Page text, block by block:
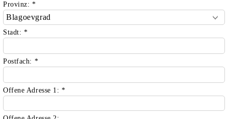
Provinz:*
Stadt: *
Postfach: *
Offene Adresse 1:*